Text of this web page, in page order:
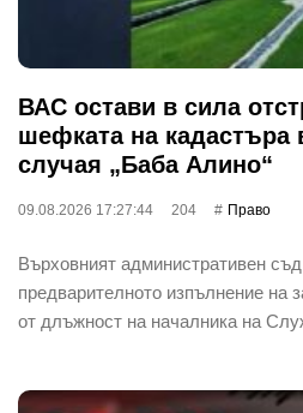
ВАС остави в сила
шефката на кадастъра
случая „Баба Алино“
09.08.2026 17:27:44 204 Право
Върховният административен
предварителното изпълнение на
от длъжност на началника на